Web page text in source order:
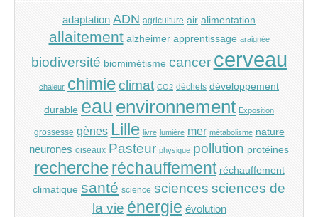
adaptation ADN agriculture air alimentation
allaitement alzheimer apprentissage araignée
biodiversité biomimétisme cancer cerveau
chaleur chimieclimat CO2 déchets développement
durable eau environnement Exposition
grossesse gènes Lille livre lumière mer métabolisme nature
neurones oiseaux Pasteur physique pollution protéines
recherche réchauffement réchauffement
climatique santé science sciences sciences de
la vie énergie évolution